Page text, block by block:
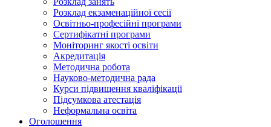
Розклад екзаменаційної сесії
Освітньо-професійні програми
Сертифікатні програми
Моніторинг якості освіти
Акредитація
Методична робота
Науково-методична рада
Курси підвищення кваліфікації
Підсумкова атестація
Неформальна освіта
Оголошення